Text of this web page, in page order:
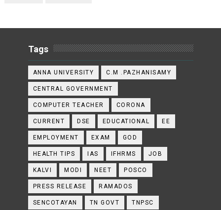
Tags
ANNA UNIVERSITY C.M .PAZHANISAMY
CENTRAL GOVERNMENT
COMPUTER TEACHER CORONA
CURRENT DSE EDUCATIONAL EE
EMPLOYMENT EXAM GOD
HEALTH TIPS IAS IFHRMS JOB
KALVI MODI NEET POSCO
PRESS RELEASE RAMADOS
SENCOTAYAN TN GOVT TNPSC